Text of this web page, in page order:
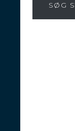
SØG